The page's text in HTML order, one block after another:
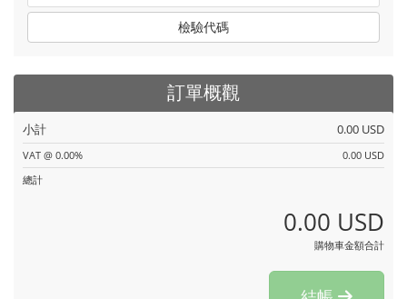
檢驗代碼
訂單概觀
小計 0.00 USD
VAT @ 0.00%
0.00 USD
總計
0.00 USD
購物車金額合計